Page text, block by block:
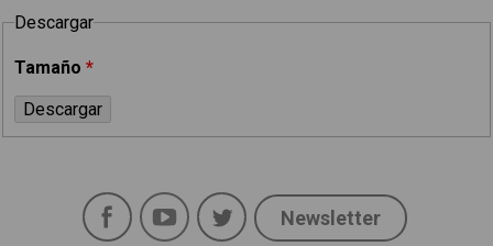
Descargar
Tamaño *
Social
FacebookYouTubeTwitter
Newsletter